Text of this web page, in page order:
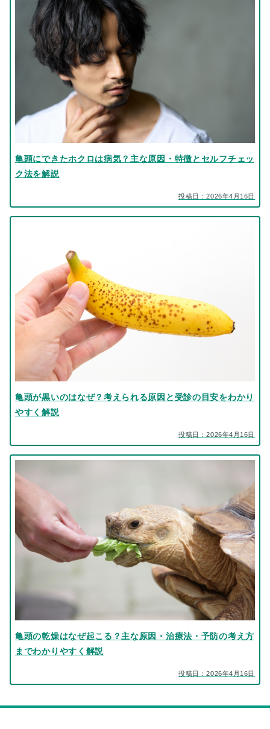
亀頭にできたホクロは病気？主な原因・特徴とセルフチェッ
ク法を解説
投稿日：2026年4月16日
亀頭が黒いのはなぜ？考えられる原因と受診の目安をわかり
やすく解説
投稿日：2026年4月16日
亀頭の乾燥はなぜ起こる？主な原因・治療法・予防の考え方
までわかりやすく解説
投稿日：2026年4月16日